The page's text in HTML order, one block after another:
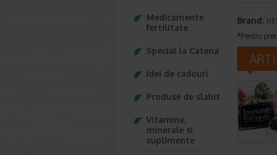
Brand:
*Pentru
Medicamente
fertilitate
Special la Catena
Idei de cadouri
Produse de slabit
Vitamine,
minerale si
suplimente